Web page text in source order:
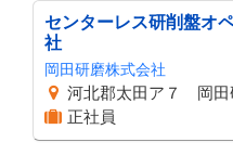
センターレス研削盤オ
社
岡田研磨株式会社
河北郡太田ア７ 岡
正社員